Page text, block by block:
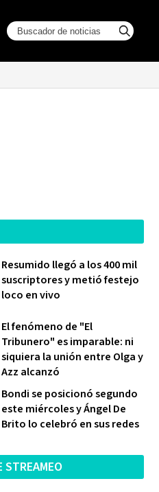
Resumido llegó a los 400 mil
suscriptores y metió festejo
loco en vivo
El fenómeno de "El
Tribunero" es imparable: ni
siquiera la unión entre Olga y
Azz alcanzó
Bondi se posicionó segundo
este miércoles y Ángel De
Brito lo celebró en sus redes
STREAMEO